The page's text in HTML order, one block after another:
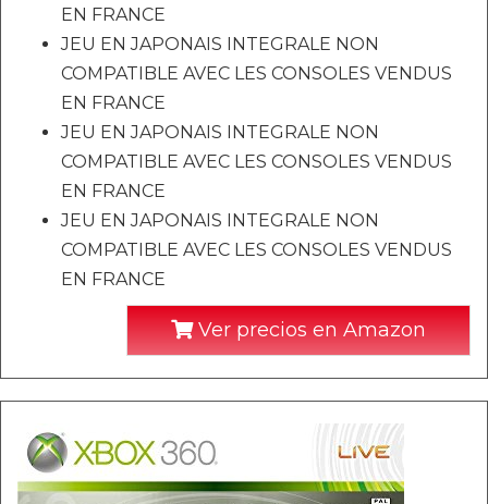
EN FRANCE
JEU EN JAPONAIS INTEGRALE NON
COMPATIBLE AVEC LES CONSOLES VENDUS
EN FRANCE
JEU EN JAPONAIS INTEGRALE NON
COMPATIBLE AVEC LES CONSOLES VENDUS
EN FRANCE
JEU EN JAPONAIS INTEGRALE NON
COMPATIBLE AVEC LES CONSOLES VENDUS
EN FRANCE
Ver precios en Amazon